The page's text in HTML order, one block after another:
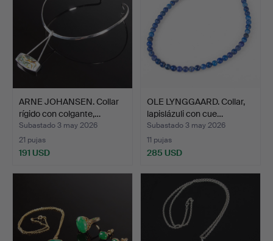
ARNE JOHANSEN. Collar
rígido con colgante,…
Subastado 3 may 2026
21 pujas
191 USD
OLE LYNGGAARD. Collar,
lapislázuli con cue…
Subastado 3 may 2026
11 pujas
285 USD